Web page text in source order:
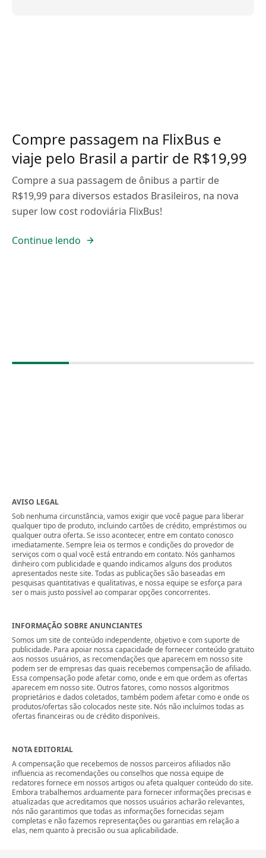
Compre passagem na FlixBus e
viaje pelo Brasil a partir de R$19,99
Compre a sua passagem de ônibus a partir de
R$19,99 para diversos estados Brasileiros, na nova
super low cost rodoviária FlixBus!
Continue lendo
AVISO LEGAL
Sob nenhuma circunstância, vamos exigir que você pague para liberar
qualquer tipo de produto, incluindo cartões de crédito, empréstimos ou
qualquer outra oferta. Se isso acontecer, entre em contato conosco
imediatamente. Sempre leia os termos e condições do provedor de
serviços com o qual você está entrando em contato. Nós ganhamos
dinheiro com publicidade e quando indicamos alguns dos produtos
apresentados neste site. Todas as publicações são baseadas em
pesquisas quantitativas e qualitativas, e nossa equipe se esforça para
ser o mais justo possível ao comparar opções concorrentes.
INFORMAÇÃO SOBRE ANUNCIANTES
Somos um site de conteúdo independente, objetivo e com suporte de
publicidade. Para apoiar nossa capacidade de fornecer conteúdo gratuito
aos nossos usuários, as recomendações que aparecem em nosso site
podem ser de empresas das quais recebemos compensação de afiliado.
Essa compensação pode afetar como, onde e em que ordem as ofertas
aparecem em nosso site. Outros fatores, como nossos algoritmos
proprietários e dados coletados, também podem afetar como e onde os
produtos/ofertas são colocados neste site. Nós não incluímos todas as
ofertas financeiras ou de crédito disponíveis.
NOTA EDITORIAL
A compensação que recebemos de nossos parceiros afiliados não
influencia as recomendações ou conselhos que nossa equipe de
redatores fornece em nossos artigos ou afeta qualquer conteúdo do site.
Embora trabalhemos arduamente para fornecer informações precisas e
atualizadas que acreditamos que nossos usuários acharão relevantes,
nós não garantimos que todas as informações fornecidas sejam
completas e não fazemos representações ou garantias em relação a
elas, nem quanto à precisão ou sua aplicabilidade.